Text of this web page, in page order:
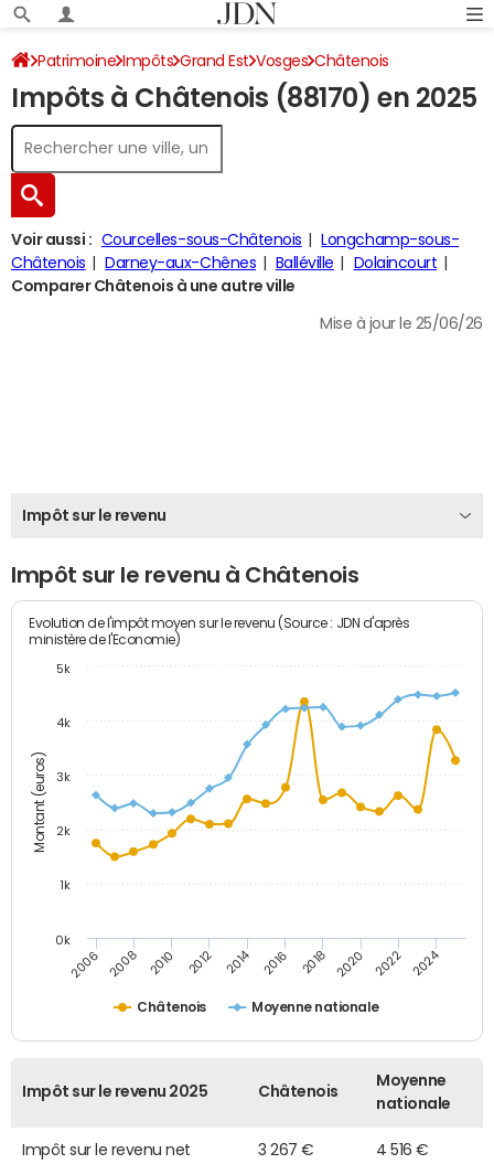
Patrimoine Impôts Grand Est Vosges Châtenois
Impôt sur le revenu
Impôts à Châtenois (88170) en 2025
Voir aussi : Courcelles-sous-Châtenois
Longchamp-sous-
Châtenois
Darney-aux-Chênes Balléville
Dolaincourt
Comparer Châtenois à une autre ville
Mise à jour le 25/06/26
Impôt sur le revenu
Impôt sur le revenu à Châtenois
Montant (euros)
Evolution de l'impôt moyen sur le revenu (Source : JDN d'après
ministère de l'Economie)
Châtenois Moyenne nationale
2006 2008 2010 2012 2014 2016 2018 2020 2022 2024
0k
1k
2k
3k
4k
5k
Impôt sur le revenu 2025 Châtenois
Moyenne
nationale
Impôt sur le revenu net
3 267 € 4 516 €